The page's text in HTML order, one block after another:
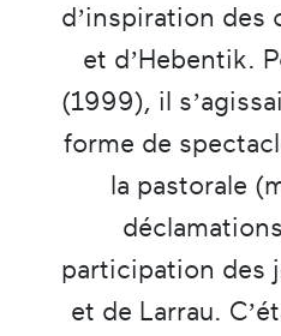
d’inspiration des
et d’Hebentik.
(1999), il
forme de
la pastorale
participation des
et de Larrau.